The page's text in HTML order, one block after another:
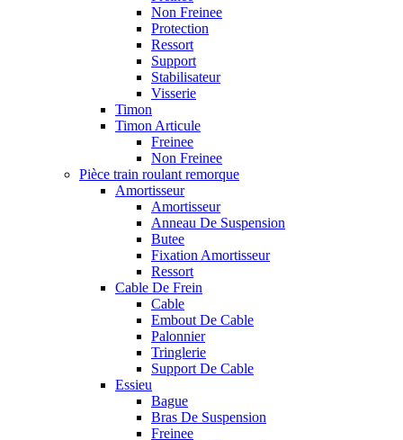
Non Freinee
Protection
Ressort
Support
Stabilisateur
Visserie
Timon
Timon Articule
Freinee
Non Freinee
Pièce train roulant remorque
Amortisseur
Amortisseur
Anneau De Suspension
Butee
Fixation Amortisseur
Ressort
Cable De Frein
Cable
Embout De Cable
Palonnier
Tringlerie
Support De Cable
Essieu
Bague
Bras De Suspension
Freinee